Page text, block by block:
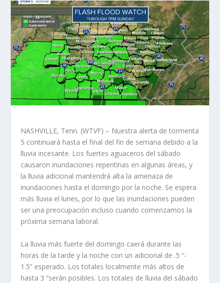
NASHVILLE, Tenn. (WTVF) – Nuestra alerta de tormenta
5 continuará hasta el final del fin de semana debido a la
lluvia incesante. Los fuertes aguaceros del sábado
causaron inundaciones repentinas en algunas áreas, y
la lluvia adicional mantendrá alta la amenaza de
inundaciones hasta el domingo por la noche. Se espera
más lluvia el lunes, por lo que las inundaciones pueden
ser una preocupación incluso cuando comenzamos la
próxima semana laboral.
La lluvia más fuerte del domingo caerá durante las
horas de la tarde y la noche con un adicional de .5 “-
1.5” esperado. Los totales localmente más altos de
hasta 3 “serán posibles. Los totales de lluvia del sábado